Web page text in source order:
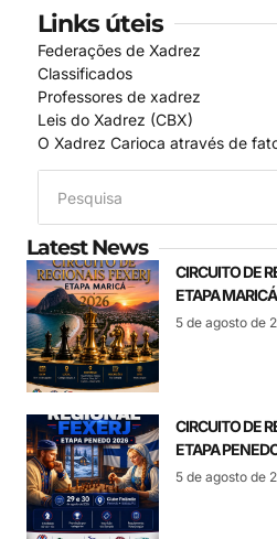
Links úteis
Federações de Xadrez
Classificados
Professores de xadrez
Leis do Xadrez (CBX)
O Xadrez Carioca através de
Latest News
CIRCUITO DE
ETAPA MARICÁ
5 de agosto de
CIRCUITO DE
ETAPA
5 de agosto de